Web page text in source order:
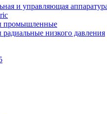
и управляющая
промышленные
низкого давления